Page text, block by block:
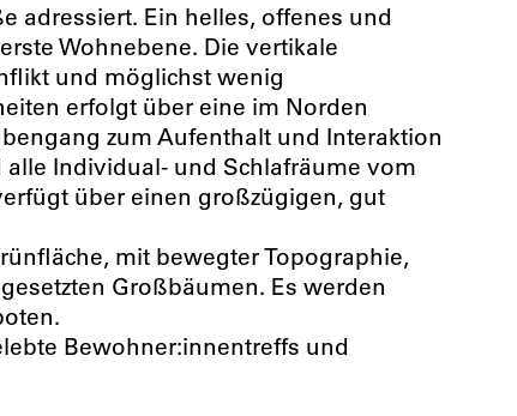
adressiert. Ein helles, offenes und
Wohnebene. Die vertikale
und möglichst wenig
erfolgt über eine im Norden
zum Aufenthalt und Interaktion
Individual- und Schlafräume vom
über einen großzügigen, gut
mit bewegter Topographie,
Großbäumen. Es werden
Bewohner:innentreffs und